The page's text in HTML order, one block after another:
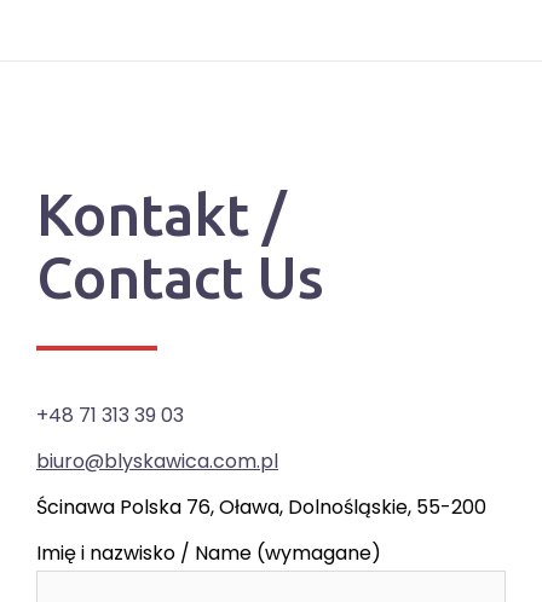
Kontakt /
Contact Us
+48 71 313 39 03
biuro@blyskawica.com.pl
Ścinawa Polska 76, Oława, Dolnośląskie, 55-200
Imię i nazwisko / Name (wymagane)